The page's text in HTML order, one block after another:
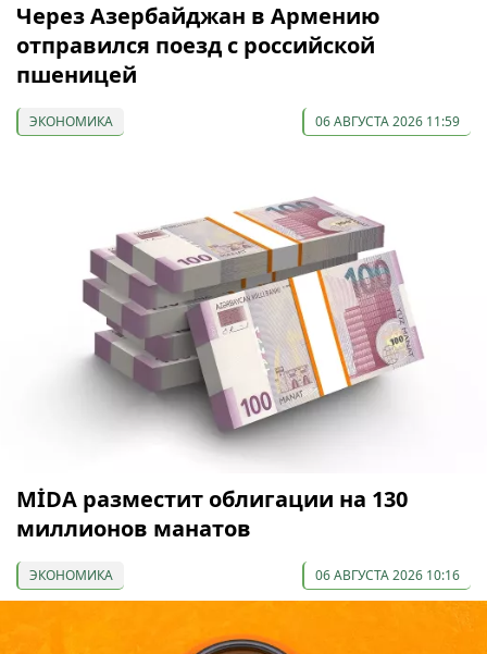
Через Азербайджан в Армению
отправился поезд с российской
пшеницей
ЭКОНОМИКА 06 АВГУСТА 2026 11:59
МİDA разместит облигации на 130
миллионов манатов
ЭКОНОМИКА 06 АВГУСТА 2026 10:16